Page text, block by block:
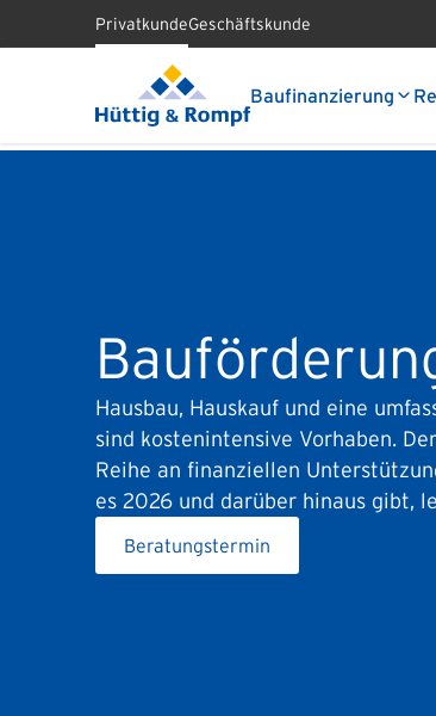
PrivatkundeGeschäftskunde
Baufinanzierung
Hausbau, Hauskauf und eine
sind kostenintensive Vorhaben.
Reihe an finanziellen
es 2026 und darüber hinaus gibt,
Beratungstermin